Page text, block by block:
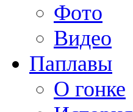
Фото
Видео
Паплавы
О гонке